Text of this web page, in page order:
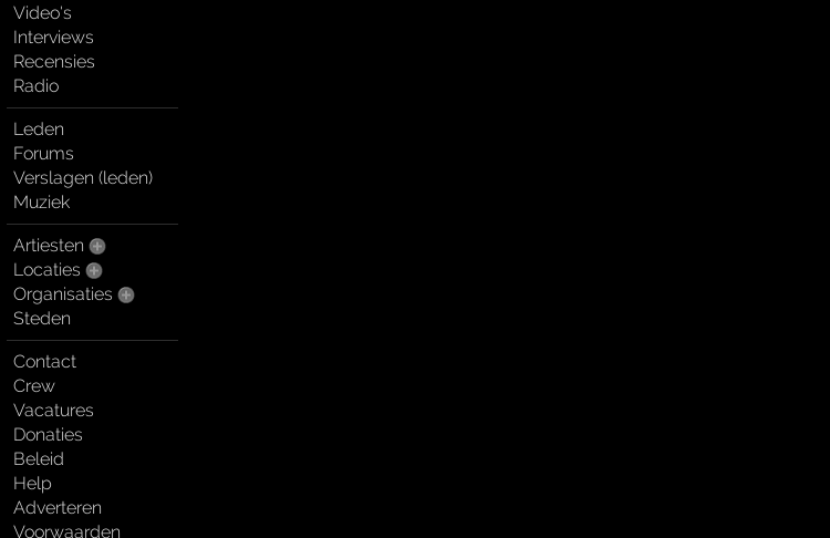
Video's
Interviews
Recensies
Radio
Leden
Forums
Verslagen (leden)
Muziek
Artiesten
Locaties
Organisaties
Steden
Contact
Crew
Vacatures
Donaties
Beleid
Help
Adverteren
Voorwaarden